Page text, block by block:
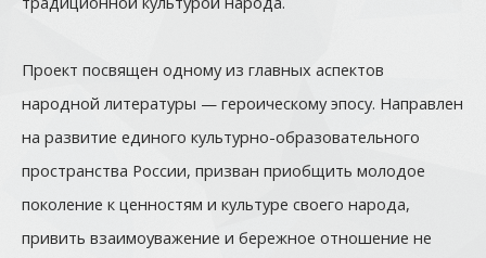
Проект посвящен одному из главных аспектов
народной литературы — героическому эпосу. Направлен
на развитие единого культурно-образовательного
пространства России, призван приобщить молодое
поколение к ценностям и культуре своего народа,
привить взаимоуважение и бережное отношение не